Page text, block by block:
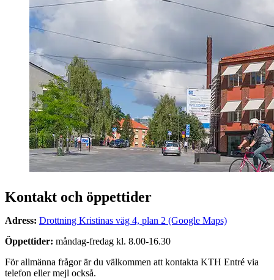
Kontakt och öppettider
Adress: Drottning Kristinas väg 4, plan 2 (Google Maps)
Öppettider: måndag-fredag kl. 8.00-16.30
För allmänna frågor är du välkommen att kontakta KTH Entré via
telefon eller mejl också.